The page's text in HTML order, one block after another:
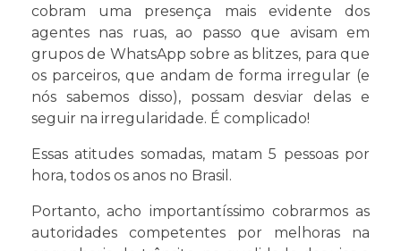
cobram uma presença mais evidente dos
agentes nas ruas, ao passo que avisam em
grupos de WhatsApp sobre as blitzes, para que
os parceiros, que andam de forma irregular (e
nós sabemos disso), possam desviar delas e
seguir na irregularidade. É complicado!
Essas atitudes somadas, matam 5 pessoas por
hora, todos os anos no Brasil.
Portanto, acho importantíssimo cobrarmos as
autoridades competentes por melhoras na